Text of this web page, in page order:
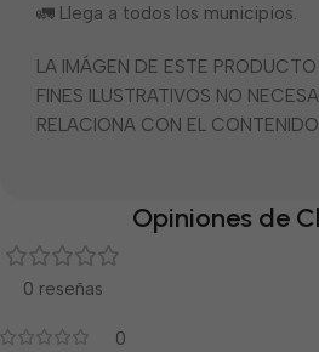
🚛 Llega a todos los municipios.
LA IMÁGEN DE ESTE
FINES ILUSTRATIVOS NO
RELACIONA CON EL
Opiniones de
0 reseñas
0